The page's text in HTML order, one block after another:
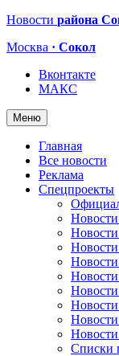
Новости района
Москва · Сокол
Вконтакте
МАКС
Меню
Главная
Все новости
Реклама
Спецпроекты
Новости
Списки